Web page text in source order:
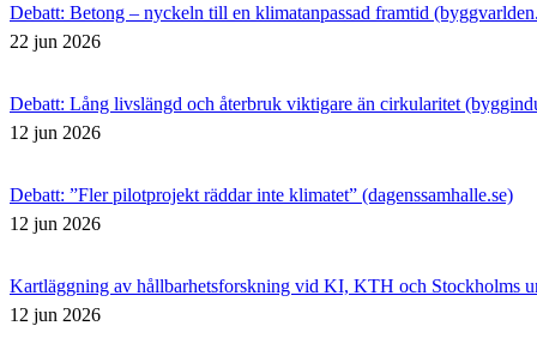
Debatt: Betong – nyckeln till en klimatanpassad framtid
22 jun 2026
Debatt: Lång livslängd och återbruk viktigare än cirkularitet
12 jun 2026
Debatt: ”Fler pilotprojekt räddar inte klimatet” (dagenssamhalle.se)
12 jun 2026
Kartläggning av hållbarhetsforskning vid KI, KTH och Stockholms
12 jun 2026